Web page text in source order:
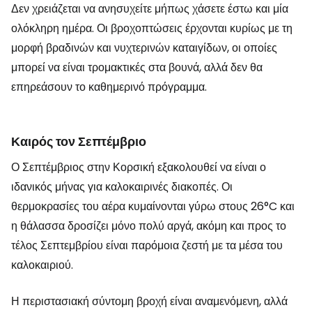
Δεν χρειάζεται να ανησυχείτε μήπως χάσετε έστω και μία
ολόκληρη ημέρα. Οι βροχοπτώσεις έρχονται κυρίως με τη
μορφή βραδινών και νυχτερινών καταιγίδων, οι οποίες
μπορεί να είναι τρομακτικές στα βουνά, αλλά δεν θα
επηρεάσουν το καθημερινό πρόγραμμα.
Καιρός τον Σεπτέμβριο
Ο Σεπτέμβριος στην Κορσική εξακολουθεί να είναι ο
ιδανικός μήνας για καλοκαιρινές διακοπές. Οι
θερμοκρασίες του αέρα κυμαίνονται γύρω στους 26°C και
η θάλασσα δροσίζει μόνο πολύ αργά, ακόμη και προς το
τέλος Σεπτεμβρίου είναι παρόμοια ζεστή με τα μέσα του
καλοκαιριού.
Η περιστασιακή σύντομη βροχή είναι αναμενόμενη, αλλά